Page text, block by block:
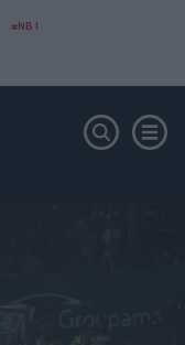
#NB I